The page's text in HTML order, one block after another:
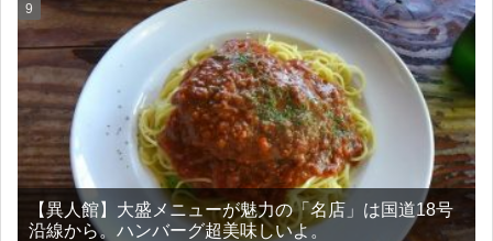
【異人館】大盛メニューが魅力の「名店」は国道18号
沿線から。ハンバーグ超美味しいよ。